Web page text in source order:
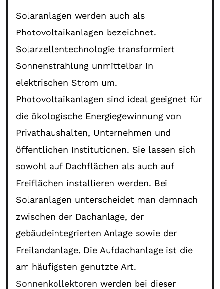
Solaranlagen werden auch als
Photovoltaikanlagen bezeichnet.
Solarzellentechnologie transformiert
Sonnenstrahlung unmittelbar in
elektrischen Strom um.
Photovoltaikanlagen sind ideal geeignet für
die ökologische Energiegewinnung von
Privathaushalten, Unternehmen und
öffentlichen Institutionen. Sie lassen sich
sowohl auf Dachflächen als auch auf
Freiflächen installieren werden. Bei
Solaranlagen unterscheidet man demnach
zwischen der Dachanlage, der
gebäudeintegrierten Anlage sowie der
Freilandanlage. Die Aufdachanlage ist die
am häufigsten genutzte Art.
Sonnenkollektoren werden bei dieser